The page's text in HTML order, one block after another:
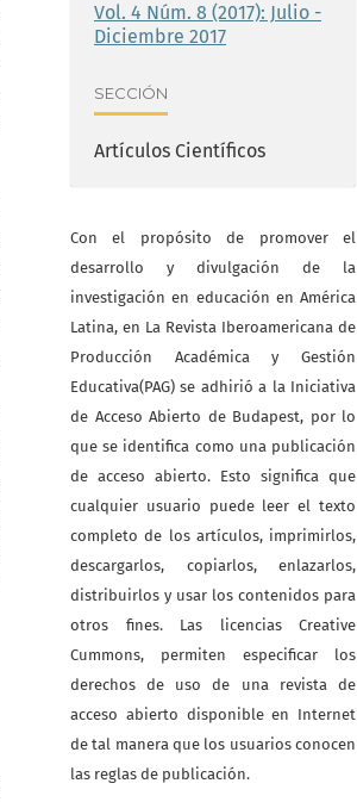
Vol. 4 Núm. 8 (2017): Julio -
Diciembre 2017
SECCIÓN
Artículos Científicos
Con el propósito de promover el
desarrollo y divulgación de la
investigación en educación en América
Latina, en La Revista Iberoamericana de
Producción Académica y Gestión
Educativa(PAG) se adhirió a la Iniciativa
de Acceso Abierto de Budapest, por lo
que se identifica como una publicación
de acceso abierto. Esto significa que
cualquier usuario puede leer el texto
completo de los artículos, imprimirlos,
descargarlos, copiarlos, enlazarlos,
distribuirlos y usar los contenidos para
otros fines. Las licencias Creative
Cummons, permiten especificar los
derechos de uso de una revista de
acceso abierto disponible en Internet
de tal manera que los usuarios conocen
las reglas de publicación.